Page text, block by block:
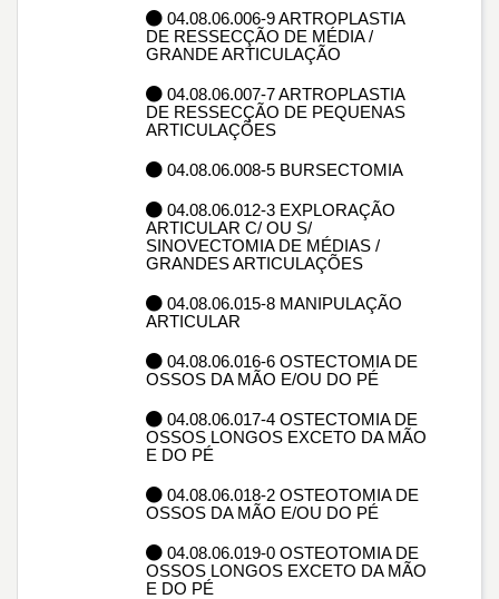
04.08.06.006-9 ARTROPLASTIA
DE RESSECÇÃO DE MÉDIA /
GRANDE ARTICULAÇÃO
04.08.06.007-7 ARTROPLASTIA
DE RESSECÇÃO DE PEQUENAS
ARTICULAÇÕES
04.08.06.008-5 BURSECTOMIA
04.08.06.012-3 EXPLORAÇÃO
ARTICULAR C/ OU S/
SINOVECTOMIA DE MÉDIAS /
GRANDES ARTICULAÇÕES
04.08.06.015-8 MANIPULAÇÃO
ARTICULAR
04.08.06.016-6 OSTECTOMIA DE
OSSOS DA MÃO E/OU DO PÉ
04.08.06.017-4 OSTECTOMIA DE
OSSOS LONGOS EXCETO DA MÃO
E DO PÉ
04.08.06.018-2 OSTEOTOMIA DE
OSSOS DA MÃO E/OU DO PÉ
04.08.06.019-0 OSTEOTOMIA DE
OSSOS LONGOS EXCETO DA MÃO
E DO PÉ